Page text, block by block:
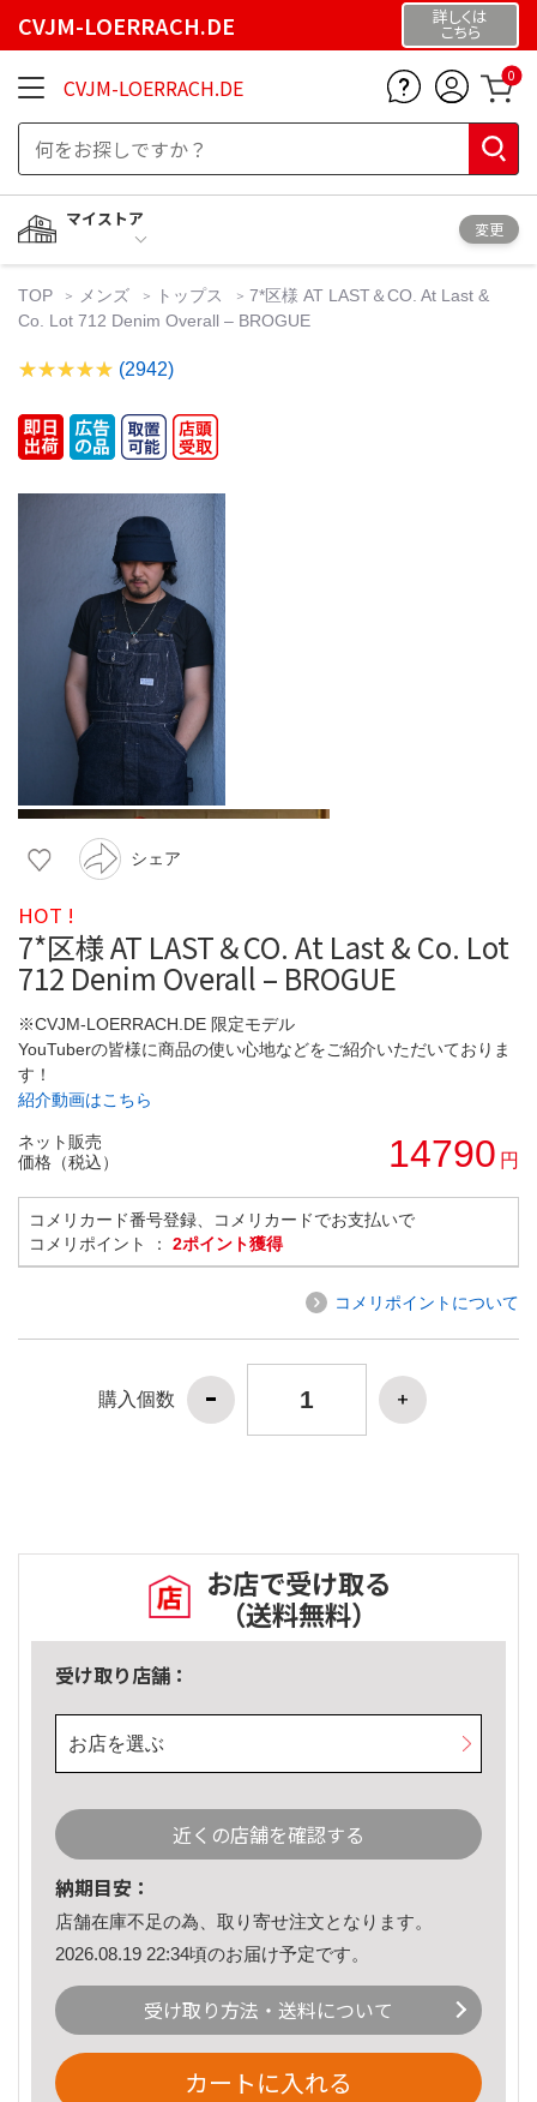
CVJM-LOERRACH.DE 詳しくは
こちら
CVJM-LOERRACH.DE 0
マイストア
変更
TOP メンズ トップス
7*区様 AT LAST＆CO. At Last &
Co. Lot 712 Denim Overall – BROGUE
(2942)
シェア
HOT !
7*区様 AT LAST＆CO. At Last & Co. Lot
712 Denim Overall – BROGUE
※CVJM-LOERRACH.DE 限定モデル
YouTuberの皆様に商品の使い心地などをご紹介いただいておりま
す！
紹介動画はこちら
ネット販売
価格（税込）
14790 円
コメリカード番号登録、コメリカードでお支払いで
コメリポイント ： 2ポイント獲得
コメリポイントについて
購入個数
お店で受け取る
（送料無料）
受け取り店舗：
お店を選ぶ
近くの店舗を確認する
納期目安：
店舗在庫不足の為、取り寄せ注文となります。
2026.08.19 22:34頃のお届け予定です。
受け取り方法・送料について
カートに入れる